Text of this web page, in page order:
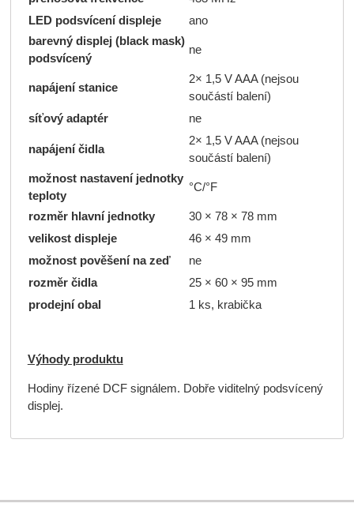
LED podsvícení displeje
ano
barevný displej (black mask)
podsvícený
ne
napájení stanice
2× 1,5 V AAA (nejsou
součástí balení)
síťový adaptér
ne
napájení čidla
2× 1,5 V AAA (nejsou
součástí balení)
možnost nastavení jednotky
teploty
°C/°F
rozměr hlavní jednotky
30 × 78 × 78 mm
velikost displeje
46 × 49 mm
možnost pověšení na zeď
ne
rozměr čidla
25 × 60 × 95 mm
prodejní obal
1 ks, krabička
Výhody produktu
Hodiny řízené DCF signálem. Dobře viditelný podsvícený
displej.